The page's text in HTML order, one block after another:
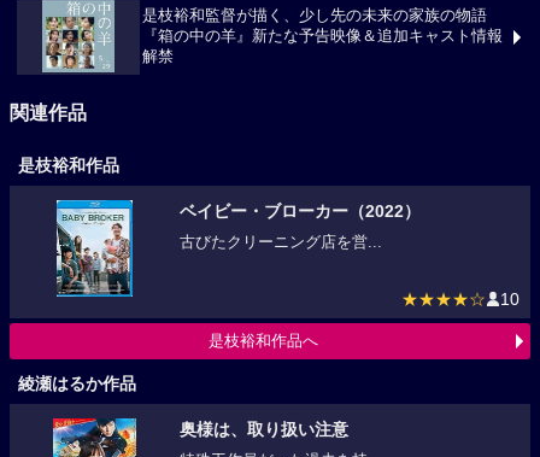
是枝裕和監督が描く、少し先の未来の家族の物語
『箱の中の羊』新たな予告映像＆追加キャスト情報
解禁
関連作品
是枝裕和作品
ベイビー・ブローカー（2022）
古びたクリーニング店を営...
★★★★☆ 10
是枝裕和作品へ
綾瀬はるか作品
奥様は、取り扱い注意